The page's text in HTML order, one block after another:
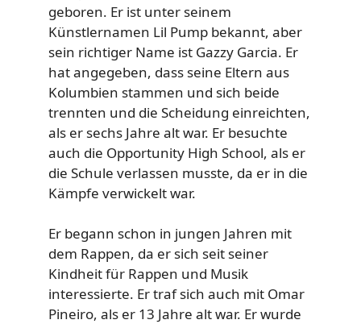
geboren. Er ist unter seinem
Künstlernamen Lil Pump bekannt, aber
sein richtiger Name ist Gazzy Garcia. Er
hat angegeben, dass seine Eltern aus
Kolumbien stammen und sich beide
trennten und die Scheidung einreichten,
als er sechs Jahre alt war. Er besuchte
auch die Opportunity High School, als er
die Schule verlassen musste, da er in die
Kämpfe verwickelt war.
Er begann schon in jungen Jahren mit
dem Rappen, da er sich seit seiner
Kindheit für Rappen und Musik
interessierte. Er traf sich auch mit Omar
Pineiro, als er 13 Jahre alt war. Er wurde